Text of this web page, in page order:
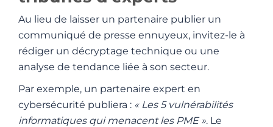
Au lieu de laisser un partenaire publier un
communiqué de presse ennuyeux, invitez-le à
rédiger un décryptage technique ou une
analyse de tendance liée à son secteur.
Par exemple, un partenaire expert en
cybersécurité publiera : « Les 5 vulnérabilités
informatiques qui menacent les PME ». Le